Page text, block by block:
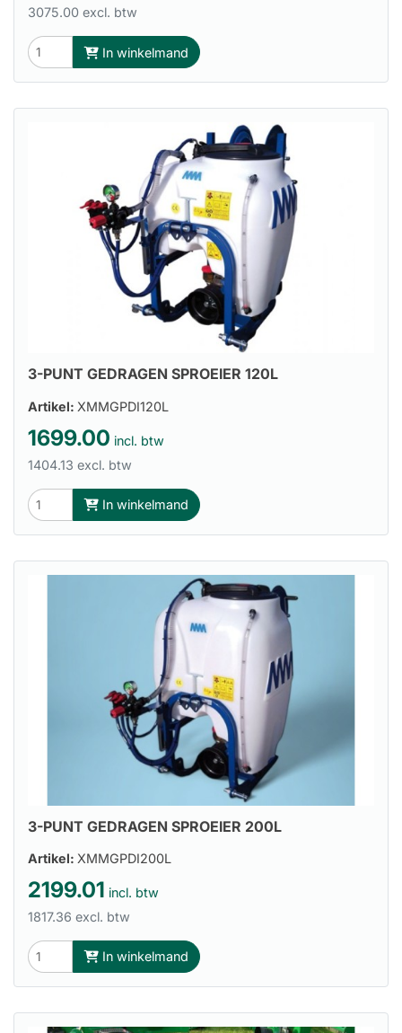
3075.00 excl. btw
In winkelmand
3-PUNT GEDRAGEN SPROEIER 120L
Artikel: XMMGPDI120L
1699.00 incl. btw
1404.13 excl. btw
In winkelmand
3-PUNT GEDRAGEN SPROEIER 200L
Artikel: XMMGPDI200L
2199.01 incl. btw
1817.36 excl. btw
In winkelmand